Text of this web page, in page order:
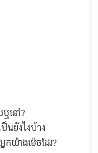
ឬនៅ?
นยังไงบ้าง
យ៉ាងម៉េចដែរ?